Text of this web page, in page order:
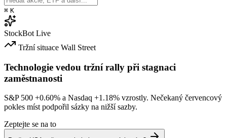
⌘ K
StockBot Live
Tržní situace Wall Street
Technologie vedou tržní rally při stagnaci
zaměstnanosti
S&P 500 +0.60% a Nasdaq +1.18% vzrostly. Nečekaný červencový
pokles míst podpořil sázky na nižší sazby.
Zeptejte se na to